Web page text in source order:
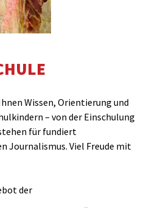
Wissen, Orientierung und
– von der Einschulung
für fundiert
Journalismus. Viel Freude mit
der